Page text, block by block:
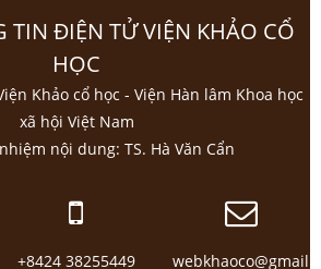
TIN ĐIỆN TỬ VIỆN KHẢO CỔ
HỌC
Khảo cổ học - Viện Hàn lâm Khoa học
xã hội Việt Nam
nội dung: TS. Hà Văn Cẩn
+8424 38255449